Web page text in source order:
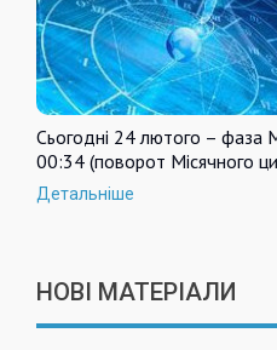
Сьогодні 24 лютого – фаза
00:34 (поворот Місячного
Детальніше
НОВІ МАТЕРІАЛИ